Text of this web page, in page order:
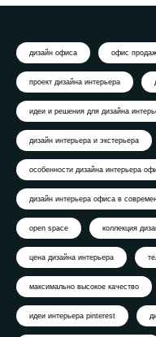
дизайн офиса офис
проект дизайна интерьера
идеи и решения для дизайна
дизайн интерьера и экстерьера
особенности дизайна интерьера
дизайн интерьера офиса в
open space коллекция
цена дизайна интерьера
максимально высокое качество
идеи интерьера pinterest